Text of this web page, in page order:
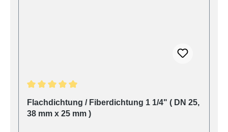
Flachdichtung / Fiberdichtung 1 1/4" ( DN 25,
38 mm x 25 mm )